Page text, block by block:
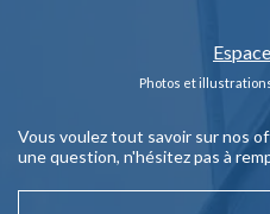
Photos et
Vous voulez tout savoir sur nos
une question, n'hésitez pas à